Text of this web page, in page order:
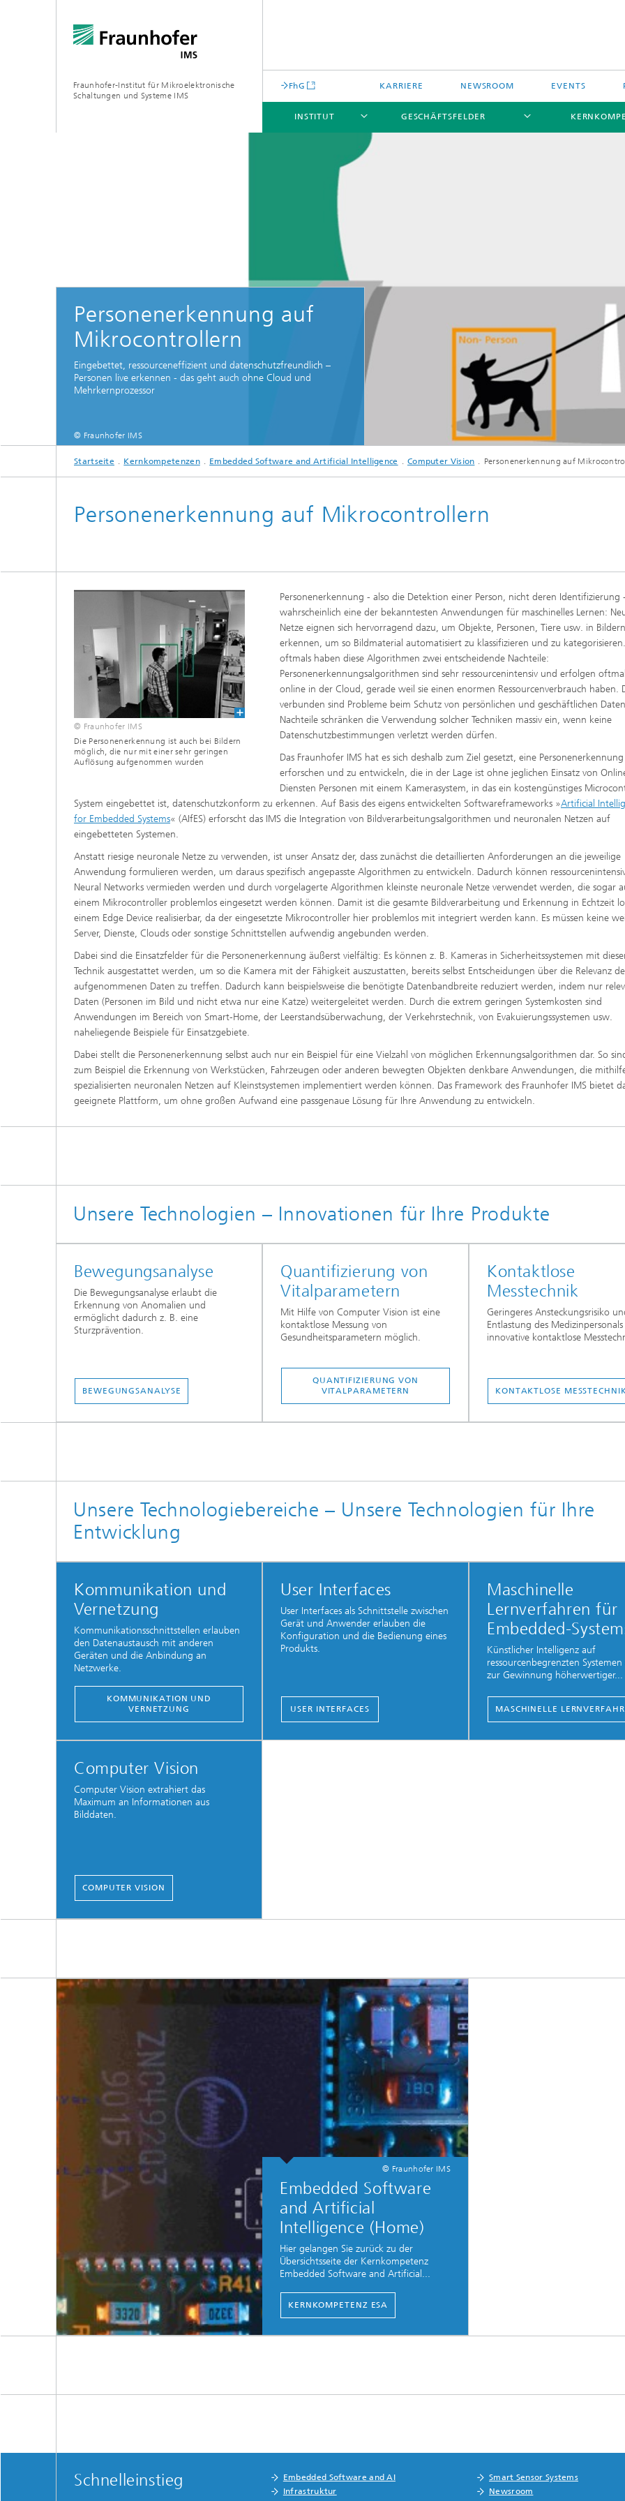
Fraunhofer-Institut für Mikroelektronische
Schaltungen und Systeme IMS
FhG KARRIERE NEWSROOM EVENTS
INSTITUT GESCHÄFTSFELDER
Personen im Bild werden durch ein künstliches neuronales Netz erkannt.
Personenerkennung auf
Mikrocontrollern
Eingebettet, ressourceneffizient und datenschutzfreundlich –
Personen live erkennen - das geht auch ohne Cloud und
Mehrkernprozessor
© Fraunhofer IMS
Startseite Kernkompetenzen Embedded Software and Artificial Intelligence Computer Vision Personenerkennung auf
Personenerkennung auf Mikrocontrollern
© Fraunhofer IMS
Die Personenerkennung ist auch bei Bildern
möglich, die nur mit einer sehr geringen
Auflösung aufgenommen wurden
Personenerkennung - also die Detektion einer Person, nicht deren Identifizierung
wahrscheinlich eine der bekanntesten Anwendungen für maschinelles Lernen:
Netze eignen sich hervorragend dazu, um Objekte, Personen, Tiere usw. in
erkennen, um so Bildmaterial automatisiert zu klassifizieren und zu
oftmals haben diese Algorithmen zwei entscheidende Nachteile:
Personenerkennungsalgorithmen sind sehr ressourcenintensiv und erfolgen
online in der Cloud, gerade weil sie einen enormen Ressourcenverbrauch haben.
verbunden sind Probleme beim Schutz von persönlichen und geschäftlichen
Nachteile schränken die Verwendung solcher Techniken massiv ein, wenn keine
Datenschutzbestimmungen verletzt werden dürfen.
Das Fraunhofer IMS hat es sich deshalb zum Ziel gesetzt, eine
erforschen und zu entwickeln, die in der Lage ist ohne jeglichen Einsatz von
Diensten Personen mit einem Kamerasystem, in das ein kostengünstiges
System eingebettet ist, datenschutzkonform zu erkennen. Auf Basis des eigens entwickelten Softwareframeworks »Artificial
for Embedded Systems« (AIfES) erforscht das IMS die Integration von Bildverarbeitungsalgorithmen und neuronalen Netzen auf
eingebetteten Systemen.
Anstatt riesige neuronale Netze zu verwenden, ist unser Ansatz der, dass zunächst die detaillierten Anforderungen an die jeweilige
Anwendung formulieren werden, um daraus spezifisch angepasste Algorithmen zu entwickeln. Dadurch können
Neural Networks vermieden werden und durch vorgelagerte Algorithmen kleinste neuronale Netze verwendet werden, die sogar
einem Mikrocontroller problemlos eingesetzt werden können. Damit ist die gesamte Bildverarbeitung und Erkennung in Echtzeit
einem Edge Device realisierbar, da der eingesetzte Mikrocontroller hier problemlos mit integriert werden kann. Es müssen keine
Server, Dienste, Clouds oder sonstige Schnittstellen aufwendig angebunden werden.
Dabei sind die Einsatzfelder für die Personenerkennung äußerst vielfältig: Es können z. B. Kameras in Sicherheitssystemen mit
Technik ausgestattet werden, um so die Kamera mit der Fähigkeit auszustatten, bereits selbst Entscheidungen über die Relevanz
aufgenommenen Daten zu treffen. Dadurch kann beispielsweise die benötigte Datenbandbreite reduziert werden, indem nur
Daten (Personen im Bild und nicht etwa nur eine Katze) weitergeleitet werden. Durch die extrem geringen Systemkosten sind
Anwendungen im Bereich von Smart-Home, der Leerstandsüberwachung, der Verkehrstechnik, von Evakuierungssystemen usw.
naheliegende Beispiele für Einsatzgebiete.
Dabei stellt die Personenerkennung selbst auch nur ein Beispiel für eine Vielzahl von möglichen Erkennungsalgorithmen dar. So
zum Beispiel die Erkennung von Werkstücken, Fahrzeugen oder anderen bewegten Objekten denkbare Anwendungen, die
spezialisierten neuronalen Netzen auf Kleinstsystemen implementiert werden können. Das Framework des Fraunhofer IMS bietet
geeignete Plattform, um ohne großen Aufwand eine passgenaue Lösung für Ihre Anwendung zu entwickeln.
Unsere Technologien – Innovationen für Ihre Produkte
Bewegungsanalyse
Die Bewegungsanalyse erlaubt die
Erkennung von Anomalien und
ermöglicht dadurch z. B. eine
Sturzprävention.
BEWEGUNGSANALYSE
Quantifizierung von
Vitalparametern
Mit Hilfe von Computer Vision ist eine
kontaktlose Messung von
Gesundheitsparametern möglich.
QUANTIFIZIERUNG VON
VITALPARAMETERN
Kontaktlose
Messtechnik
Geringeres Ansteckungsrisiko
Entlastung des
innovative kontaktlose
KONTAKTLOSE
Unsere Technologiebereiche – Unsere Technologien für Ihre
Entwicklung
Kommunikation und
Vernetzung
Kommunikationsschnittstellen erlauben
den Datenaustausch mit anderen
Geräten und die Anbindung an
Netzwerke.
KOMMUNIKATION UND
VERNETZUNG
User Interfaces
User Interfaces als Schnittstelle zwischen
Gerät und Anwender erlauben die
Konfiguration und die Bedienung eines
Produkts.
USER INTERFACES
Maschinelle
Lernverfahren für
Embedded-
Künstlicher Intelligenz auf
ressourcenbegrenzten
zur Gewinnung höherwertiger...
MASCHINELLE
Computer Vision
Computer Vision extrahiert das
Maximum an Informationen aus
Bilddaten.
COMPUTER VISION
© Fraunhofer IMS
Embedded Software
and Artificial
Intelligence (Home)
Hier gelangen Sie zurück zu der
Übersichtsseite der Kernkompetenz
Embedded Software and Artificial...
KERNKOMPETENZ ESA
Schnelleinstieg Embedded Software and AI Smart Sensor Systems
Infrastruktur
Newsroom